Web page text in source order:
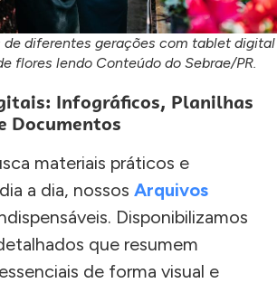
de diferentes gerações com tablet digital
flores lendo Conteúdo do Sebrae/PR.
Infográficos, Planilhas
Documentos
materiais práticos e
a dia, nossos Arquivos
Disponibilizamos
que resumem
de forma visual e